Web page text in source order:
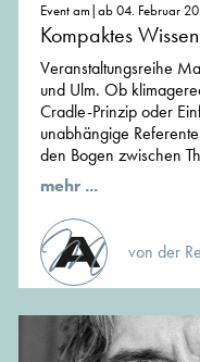
Event am|ab 04. Februar
Kompaktes
Veranstaltungsreihe
und Ulm. Ob
Cradle-Prinzip oder
unabhängige
den Bogen zwischen
mehr ...
von der